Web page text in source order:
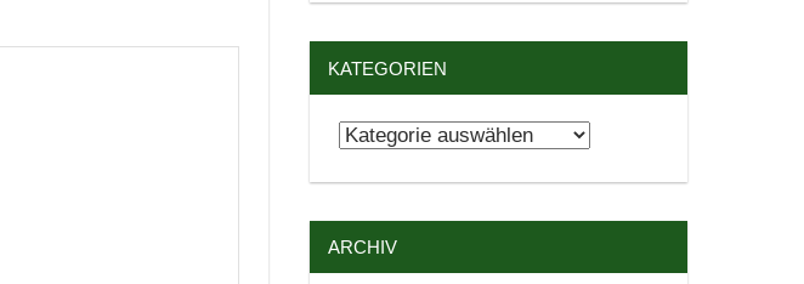
KATEGORIEN
Kategorien
ARCHIV